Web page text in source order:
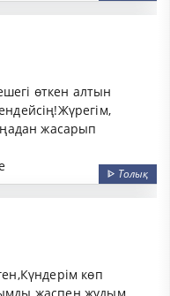
өткен алтын
жасарып
ᐈ Толық
көп